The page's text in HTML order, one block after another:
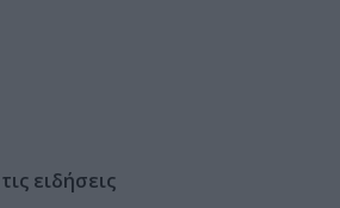
ειδήσεις